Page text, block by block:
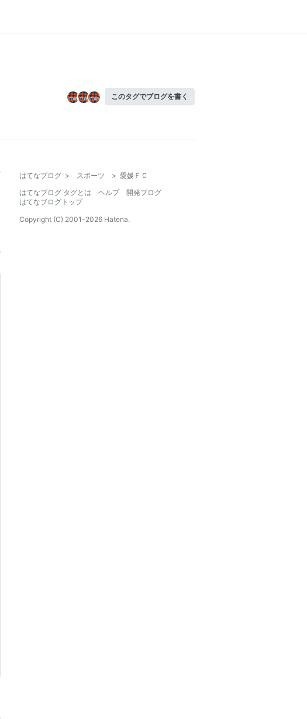
このタグでブログを書く
はてなブログ > スポーツ > 愛媛ＦＣ
はてなブログ タグとは
ヘルプ
開発ブログ
はてなブログトップ
Copyright (C) 2001-2026 Hatena.